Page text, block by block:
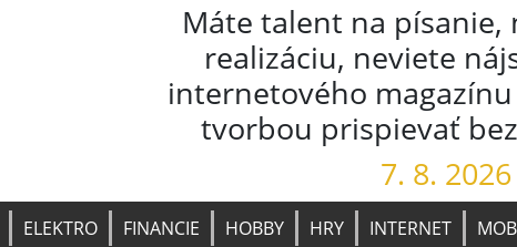
Máte talent na písanie,
realizáciu, neviete
internetového
tvorbou prispievať
7. 8. 2026
ELEKTRO FINANCIE HOBBY HRY INTERNET